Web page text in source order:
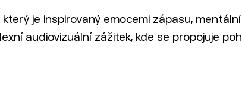
je inspirovaný emocemi zápasu,
audiovizuální zážitek, kde se propojuje